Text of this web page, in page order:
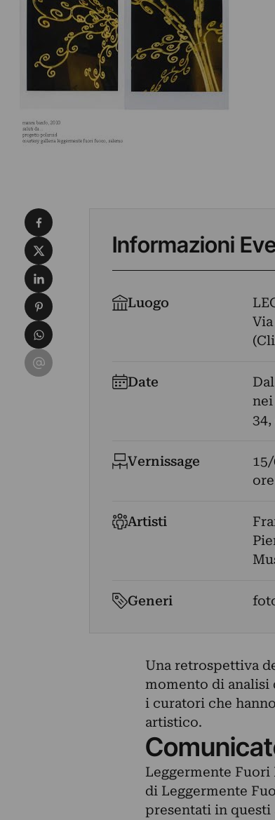
Informazioni
Luogo
Date Dal
Vernissage
Artisti
Generi
Una retrospettiva
momento di
i curatori che
artistico.
Leggermente Fuori
di Leggermente
presentati in
Condividi su Facebook
Condividi su X
Condividi su LinkedIn
Condividi su Pinterest
Condividi su WhatsApp
Condividi su Email